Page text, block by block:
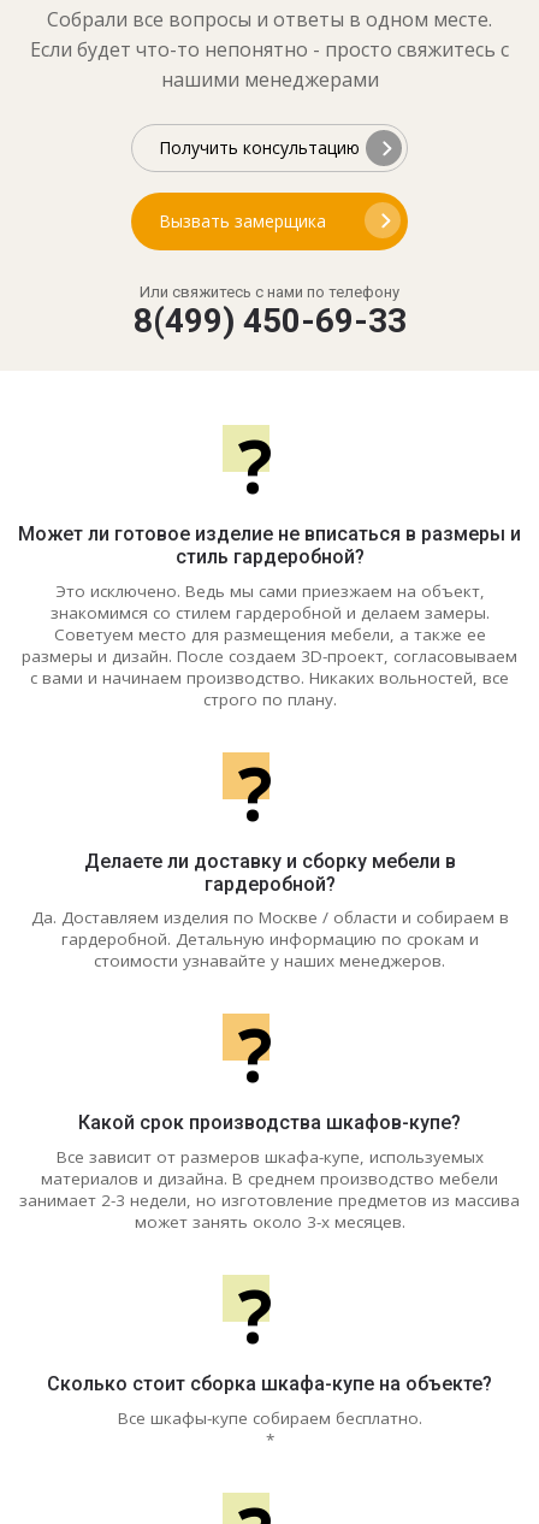
Собрали все вопросы и ответы в одном месте.
Если будет что-то непонятно - просто свяжитесь с
нашими менеджерами
Получить консультацию
Вызвать замерщика
Или свяжитесь с нами по телефону
8(499) 450-69-33
?
Может ли готовое изделие не вписаться в размеры и
стиль гардеробной?
Это исключено. Ведь мы сами приезжаем на объект,
знакомимся со стилем гардеробной и делаем замеры.
Советуем место для размещения мебели, а также ее
размеры и дизайн. После создаем 3D-проект, согласовываем
с вами и начинаем производство. Никаких вольностей, все
строго по плану.
?
Делаете ли доставку и сборку мебели в
гардеробной?
Да. Доставляем изделия по Москве / области и собираем в
гардеробной. Детальную информацию по срокам и
стоимости узнавайте у наших менеджеров.
?
Какой срок производства шкафов-купе?
Все зависит от размеров шкафа-купе, используемых
материалов и дизайна. В среднем производство мебели
занимает 2-3 недели, но изготовление предметов из массива
может занять около 3-х месяцев.
?
Сколько стоит сборка шкафа-купе на объекте?
Все шкафы-купе собираем бесплатно.
*